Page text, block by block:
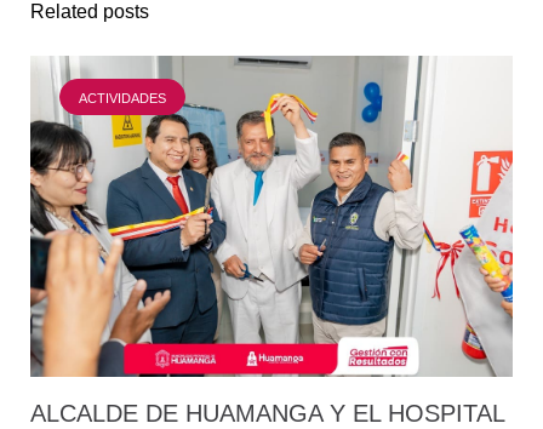
Related posts
ACTIVIDADES
ALCALDE DE HUAMANGA Y EL HOSPITAL